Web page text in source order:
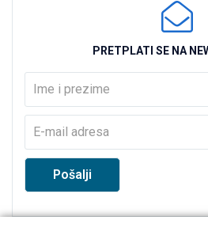
PRETPLATI SE NA